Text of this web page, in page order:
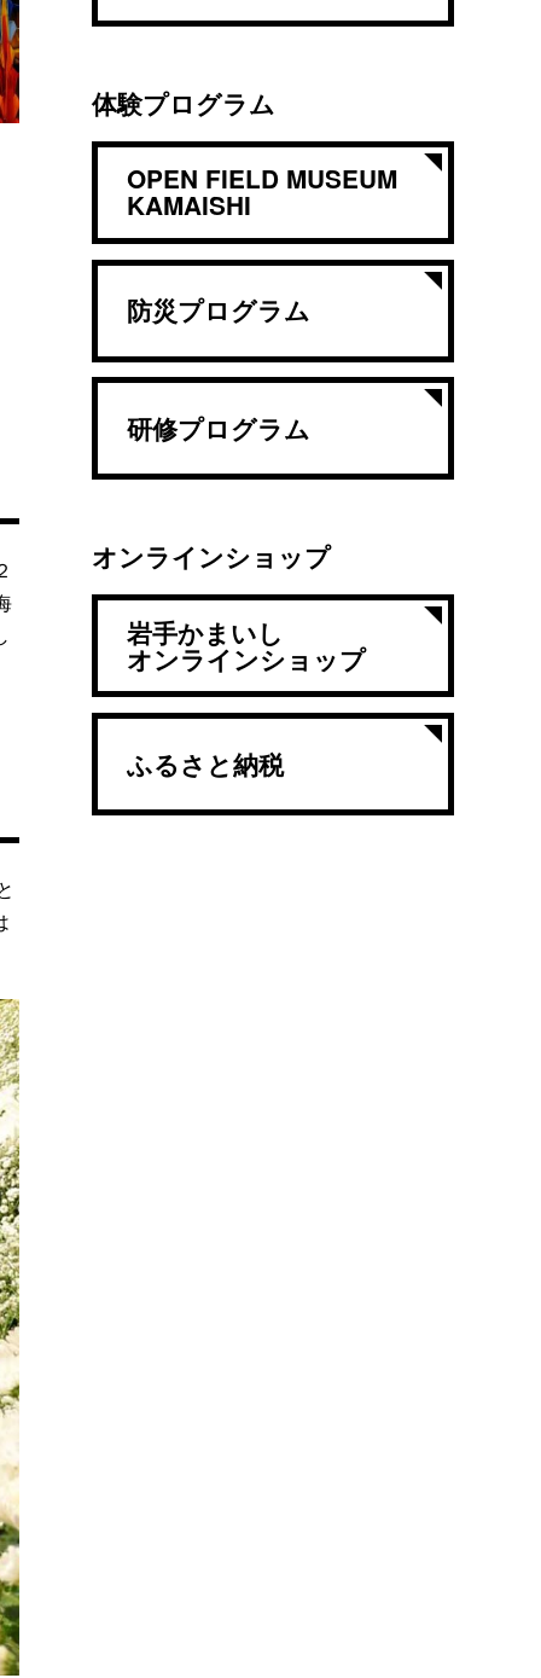
体験プログラム
OPEN FIELD MUSEUM
KAMAISHI
防災プログラム
研修プログラム
オンラインショップ
岩手かまいし
オンラインショップ
ふるさと納税